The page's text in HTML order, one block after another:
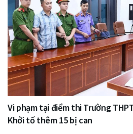
Vi phạm tại điểm thi Trường
Khởi tố thêm 15 bị can